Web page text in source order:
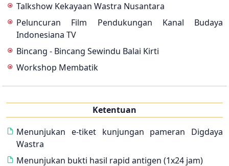
Talkshow Kekayaan Wastra Nusantara
Peluncuran Film Pendukungan Kanal Budaya
Indonesiana TV
Bincang - Bincang Sewindu Balai Kirti
Workshop Membatik
Ketentuan
Menunjukan e-tiket kunjungan pameran Digdaya
Wastra
Menunjukan bukti hasil rapid antigen (1x24 jam)